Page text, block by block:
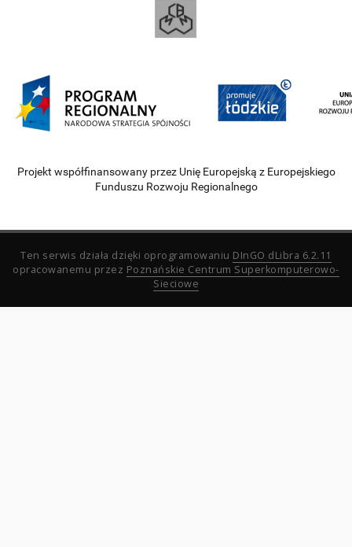
Projekt współfinansowany przez Unię Europejską z Europejskiego
Funduszu Rozwoju Regionalnego
Ten serwis działa dzięki oprogramowaniu DInGO dLibra 6.2.11
opracowanemu przez Poznańskie Centrum Superkomputerowo-
Sieciowe